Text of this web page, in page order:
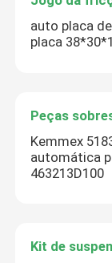
auto placa
placa
Peças
Kemmex
automática
463213D100
Kit de